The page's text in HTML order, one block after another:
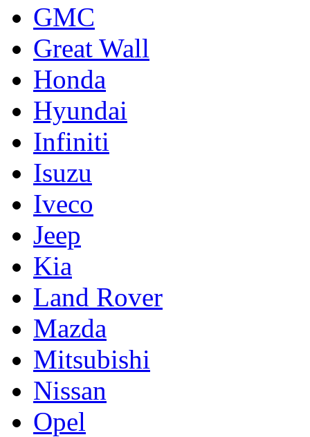
GMC
Great Wall
Honda
Hyundai
Infiniti
Isuzu
Iveco
Jeep
Kia
Land Rover
Mazda
Mitsubishi
Nissan
Opel